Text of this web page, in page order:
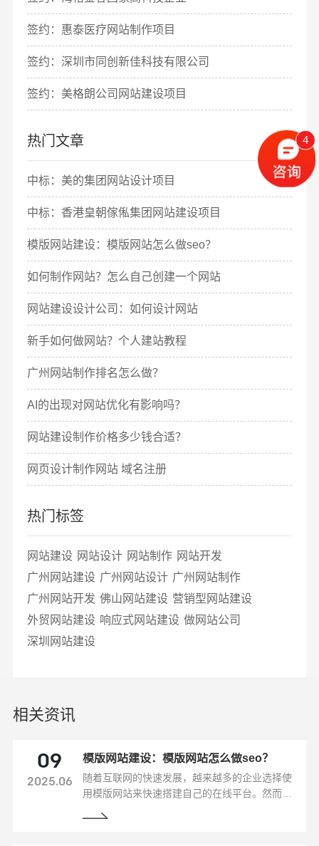
签约：惠泰医疗网站制作项目
签约：深圳市同创新佳科技有限公司
签约：美格朗公司网站建设项目
热门文章
中标：美的集团网站设计项目
中标：香港皇朝傢俬集团网站建设项目
模版网站建设：模版网站怎么做seo？
如何制作网站？怎么自己创建一个网站
网站建设设计公司：如何设计网站
新手如何做网站？个人建站教程
广州网站制作排名怎么做？
AI的出现对网站优化有影响吗？
网站建设制作价格多少钱合适？
网页设计制作网站 域名注册
热门标签
网站建设 网站设计 网站制作 网站开发
广州网站建设 广州网站设计 广州网站制作
广州网站开发 佛山网站建设 营销型网站建设
外贸网站建设 响应式网站建设 做网站公司
深圳网站建设
相关资讯
09
2025.06
模版网站建设：模版网站怎么做seo？
随着互联网的快速发展，越来越多的企业选择使
用模版网站来快速搭建自己的在线平台。然而，
4